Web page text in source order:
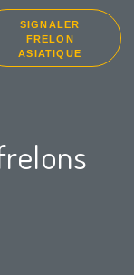
SIGNALER
FRELON
ASIATIQUE